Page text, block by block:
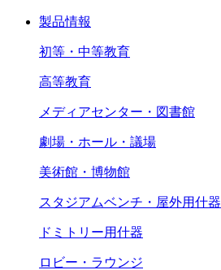
製品情報
初等・中等教育
高等教育
メディアセンター・図書館
劇場・ホール・議場
美術館・博物館
スタジアムベンチ・屋外用什器
ドミトリー用什器
ロビー・ラウンジ